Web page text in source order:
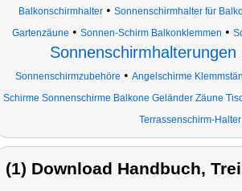
Balkonschirmhalter • Sonnenschirmhalter für
Gartenzäune • Sonnen-Schirm Balkonklemmen •
Sonnenschirmzubehöre • Angelschirme
Schirme Sonnenschirme Balkone Geländer Zäune
Terrassenschirm-Halter
(1) Download Handbuch,